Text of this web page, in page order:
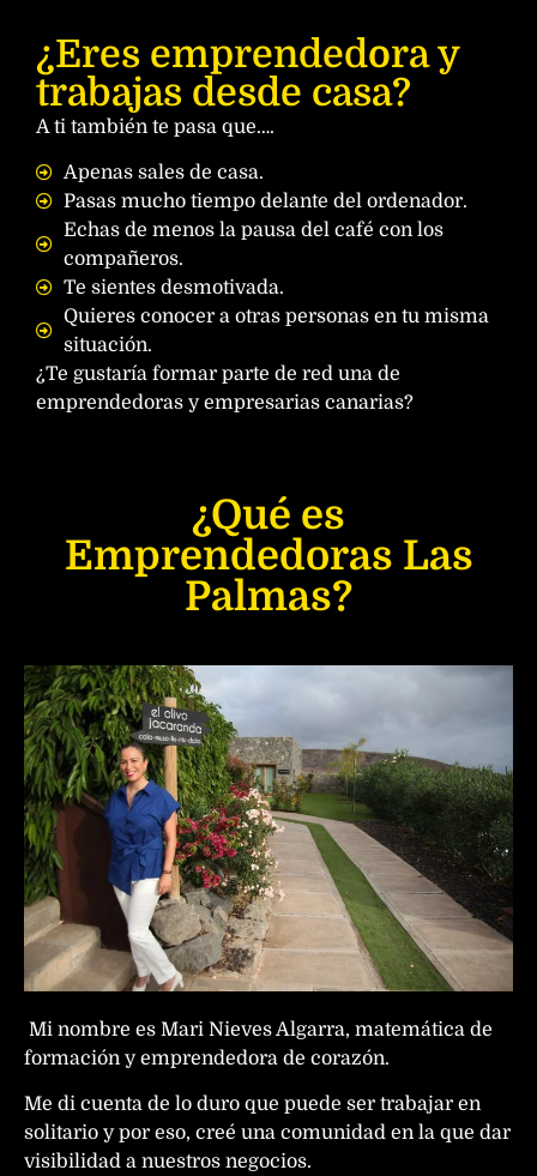
¿Eres emprendedora y
trabajas desde casa?
A ti también te pasa que….
Apenas sales de casa.
Pasas mucho tiempo delante del ordenador.
Echas de menos la pausa del café con los
compañeros.
Te sientes desmotivada.
Quieres conocer a otras personas en tu misma
situación.
¿Te gustaría formar parte de red una de
emprendedoras y empresarias canarias?
¿Qué es
Emprendedoras Las
Palmas?
Mi nombre es Mari Nieves Algarra, matemática de
formación y emprendedora de corazón.
Me di cuenta de lo duro que puede ser trabajar en
solitario y por eso, creé una comunidad en la que dar
visibilidad a nuestros negocios.